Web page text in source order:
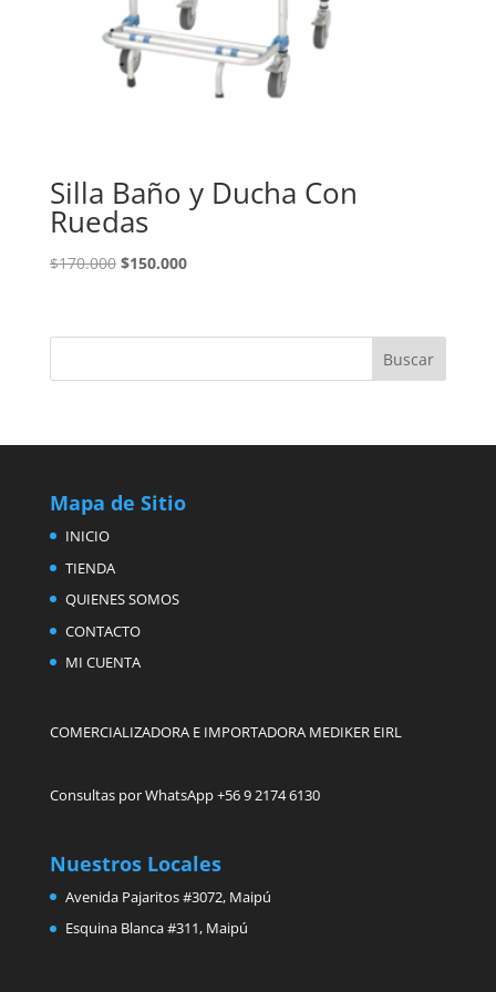
Silla Baño y Ducha Con
Ruedas
$170.000 El
era:
$150.000El
es:
Mapa de Sitio
INICIO
TIENDA
QUIENES SOMOS
CONTACTO
MI CUENTA
COMERCIALIZADORA E IMPORTADORA MEDIKER EIRL
Consultas por WhatsApp +56 9 2174 6130
Nuestros Locales
Avenida Pajaritos #3072, Maipú
Esquina Blanca #311, Maipú